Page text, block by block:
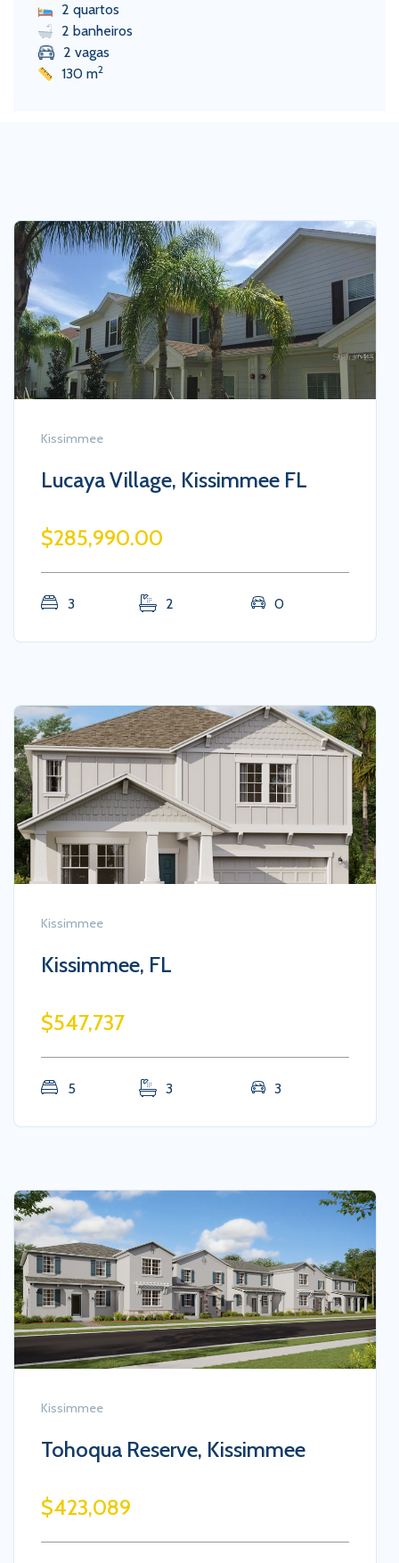
2 quartos
2 banheiros
2 vagas
130 m2
Kissimmee
Lucaya Village, Kissimmee FL
$285,990.00
Kissimmee
Kissimmee, FL
$547,737
Kissimmee
Tohoqua Reserve, Kissimmee
$423,089